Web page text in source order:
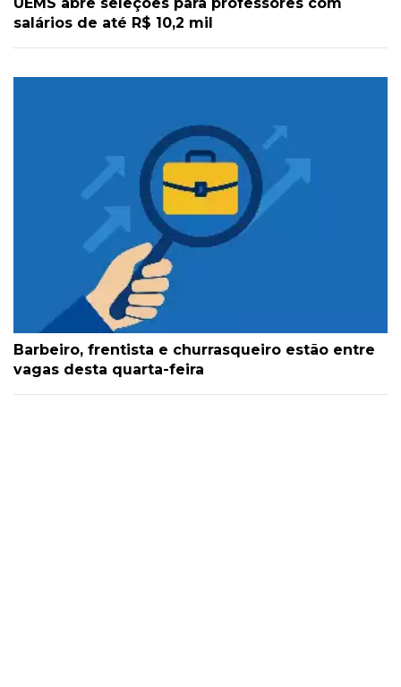
salários de até R$ 10,2 mil
Barbeiro, frentista e churrasqueiro estão entre
vagas desta quarta-feira